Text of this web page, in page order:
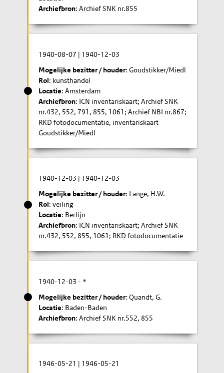
Archiefbron: Archief SNK nr.855
1940-08-07 | 1940-12-03
Mogelijke bezitter / houder: Goudstikker/Miedl
Rol: kunsthandel
Locatie: Amsterdam
Archiefbron: ICN inventariskaart; Archief SNK
nr.432, 552, 791, 855, 1061; Archief NBI nr.867;
RKD fotodocumentatie, inventariskaart
Goudstikker/Miedl
1940-12-03 | 1940-12-03
Mogelijke bezitter / houder: Lange, H.W.
Rol: veiling
Locatie: Berlijn
Archiefbron: ICN inventariskaart; Archief SNK
nr.432, 552, 855, 1061; RKD fotodocumentatie
1940-12-03 - *
Mogelijke bezitter / houder: Quandt, G.
Locatie: Baden-Baden
Archiefbron: Archief SNK nr.552, 855
1946-05-21 | 1946-05-21